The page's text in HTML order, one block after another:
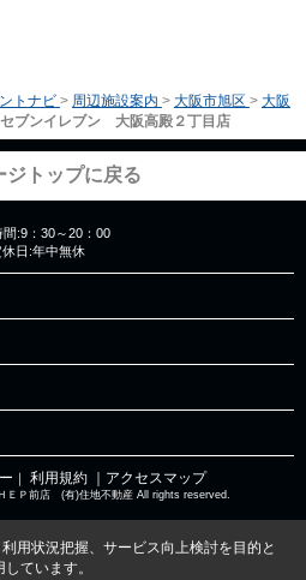
トナビ > 周辺施設案内 > 大阪市旭区 > 大阪
セブンイレブン 大阪高殿２丁目店
ジトップに戻る
間:9：30～20：00
休日:年中無休
｜ 利用規約 ｜アクセスマップ
ＥＰ前店 (有)住地不動産 All rights reserved.
用状況把握、サービス向上検討を目的と
ています。